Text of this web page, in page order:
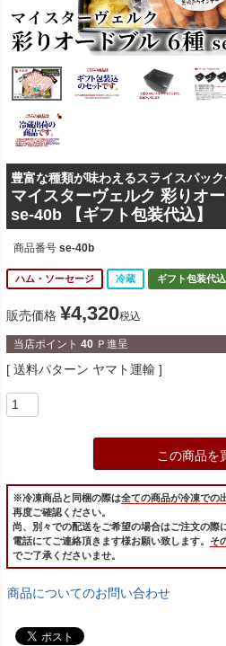
豊富な種類が味わえるスライスパック
マイスターヴェルク 彩りオ
se-40b 【ギフト包装代込】
商品番号 se-40b
ハム・ソーセージ 冷蔵 ギフト包装代込
販売価格 ¥4,320税込
当店ポイント 40 Ｐ進呈
送料パターン ヤマト運輸
この商品を
※冷凍商品と同梱の際は全ての商品が冷凍での
再度ご確認ください。
尚、別々での配送をご希望の場合はご注文の際
電話にてご連絡頂きます様お願い致します。 そ
でご了承くださいませ。
商品についてのお問い合わせ